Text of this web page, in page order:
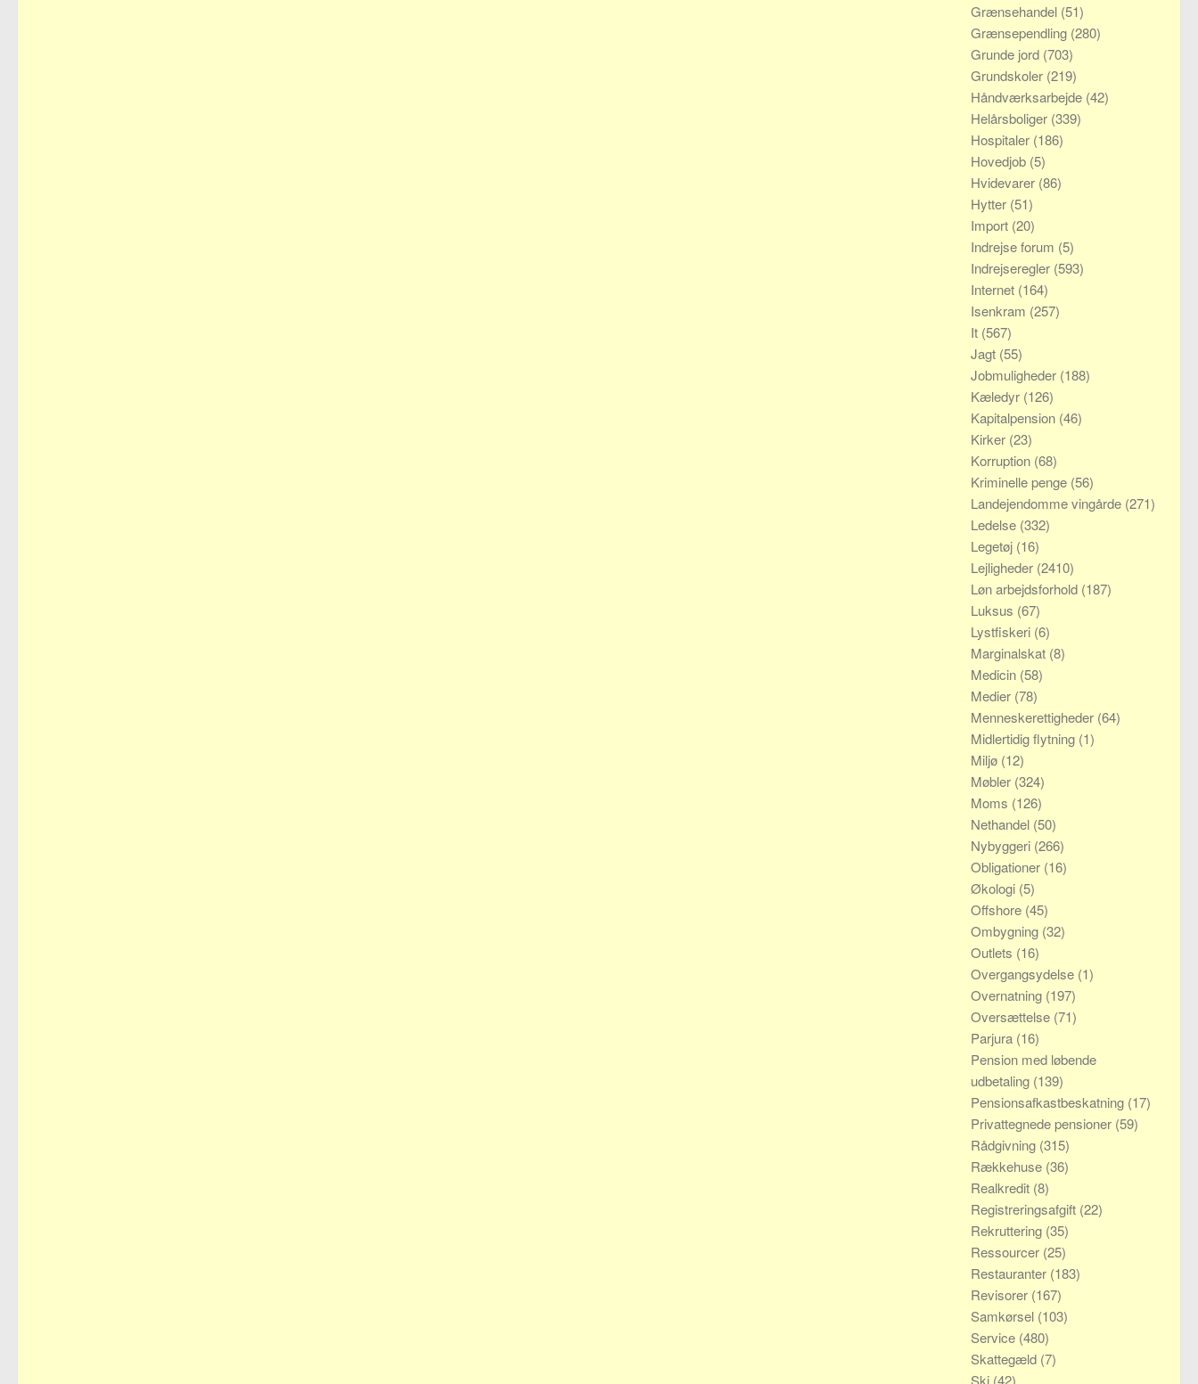
Grænsehandel (51)
Grænsependling (280)
Grunde jord (703)
Grundskoler (219)
Håndværksarbejde (42)
Helårsboliger (339)
Hospitaler (186)
Hovedjob (5)
Hvidevarer (86)
Hytter (51)
Import (20)
Indrejse forum (5)
Indrejseregler (593)
Internet (164)
Isenkram (257)
It (567)
Jagt (55)
Jobmuligheder (188)
Kæledyr (126)
Kapitalpension (46)
Kirker (23)
Korruption (68)
Kriminelle penge (56)
Landejendomme vingårde (271)
Ledelse (332)
Legetøj (16)
Lejligheder (2410)
Løn arbejdsforhold (187)
Luksus (67)
Lystfiskeri (6)
Marginalskat (8)
Medicin (58)
Medier (78)
Menneskerettigheder (64)
Midlertidig flytning (1)
Miljø (12)
Møbler (324)
Moms (126)
Nethandel (50)
Nybyggeri (266)
Obligationer (16)
Økologi (5)
Offshore (45)
Ombygning (32)
Outlets (16)
Overgangsydelse (1)
Overnatning (197)
Oversættelse (71)
Parjura (16)
Pension med løbende
udbetaling (139)
Pensionsafkastbeskatning (17)
Privattegnede pensioner (59)
Rådgivning (315)
Rækkehuse (36)
Realkredit (8)
Registreringsafgift (22)
Rekruttering (35)
Ressourcer (25)
Restauranter (183)
Revisorer (167)
Samkørsel (103)
Service (480)
Skattegæld (7)
Ski (42)